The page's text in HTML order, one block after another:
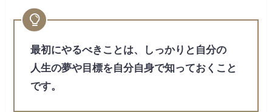
最初にやるべきことは、しっかりと自分の
人生の夢や目標を自分自身で知っておくこと
です。